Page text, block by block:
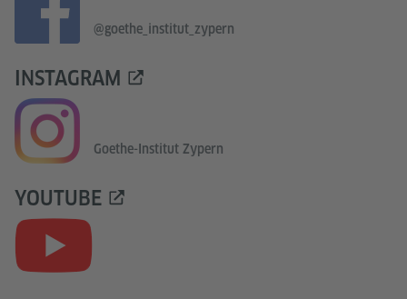
@goethe_institut_zypern
INSTAGRAM
Goethe-Institut Zypern
YOUTUBE